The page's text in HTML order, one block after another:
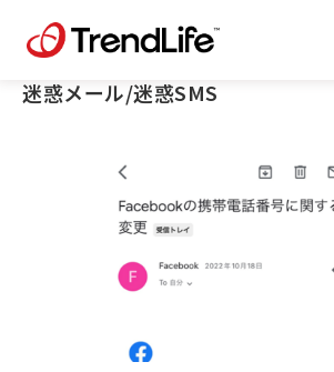
迷惑メール/迷惑SMS